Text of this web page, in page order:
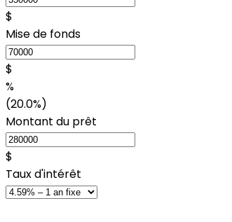
$
Mise de fonds
$
%
(20.0%)
Montant du prêt
$
Taux d'intérêt